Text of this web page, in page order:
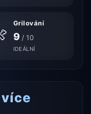
Grilování
9/ 10
IDEÁLNÍ